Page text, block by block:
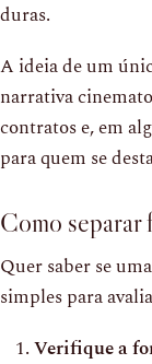
duras.
A ideia de um
narrativa
contratos e, em
para quem se
Como separar
Quer saber se
simples para
Verifique a